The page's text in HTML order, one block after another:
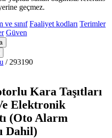
geçmez.
ve sınıf Faaliyet kodları Terimler
Güven
/ 293190
Kara Taşıtları
Elektronik
(Oto Alarm
Dahil)